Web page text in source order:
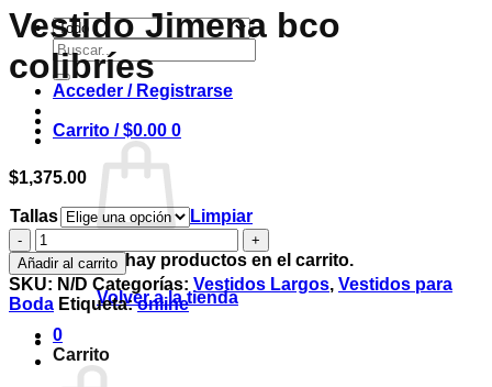
Buscar
por:
Acceder / Registrarse
Carrito /$0.00 0
No hay productos en el carrito.
Volver a la tienda
0
Carrito
Vestido Jimena bco
colibríes
$1,375.00
Tallas
Limpiar
Vestido
Jimena
bco
colibríes
cantidad
Añadir al carrito
SKU: N/D Categorías: Vestidos Largos, Vestidos para
Boda Etiqueta:online